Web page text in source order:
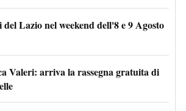
Lazio nel weekend dell'8 e 9 Agosto
Valeri: arriva la rassegna gratuita di